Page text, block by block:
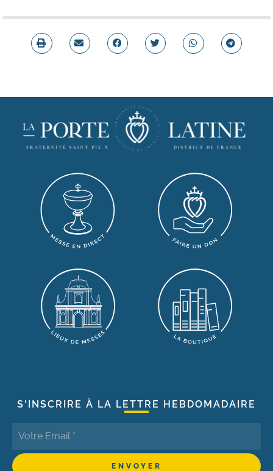
S'INSCRIRE À LA LETTRE HEBDOMADAIRE